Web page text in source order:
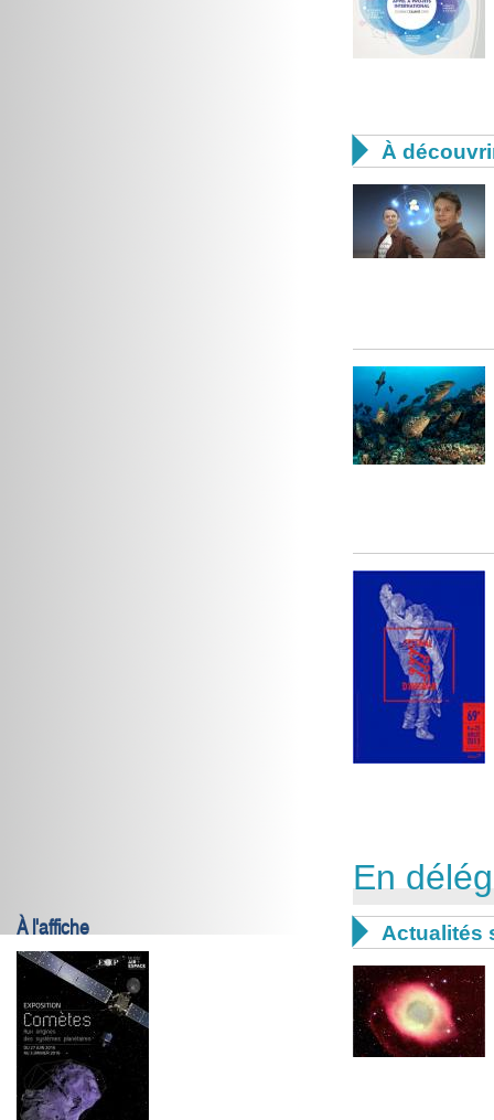
 À
À l'affiche
En
 Actualités